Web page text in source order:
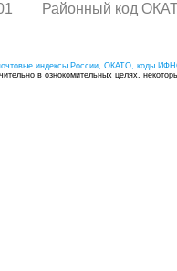
Районный код
индексы России, ОКАТО, коды
в ознокомительных целях,